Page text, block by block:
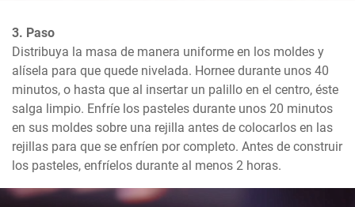
3. Paso
Distribuya la masa de manera uniforme en los moldes y
alísela para que quede nivelada. Hornee durante unos 40
minutos, o hasta que al insertar un palillo en el centro, éste
salga limpio. Enfríe los pasteles durante unos 20 minutos
en sus moldes sobre una rejilla antes de colocarlos en las
rejillas para que se enfríen por completo. Antes de construir
los pasteles, enfríelos durante al menos 2 horas.